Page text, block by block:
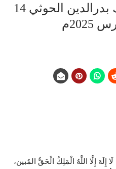
للسيد القائد عبدالملك بدرالدين الحوثي 14
إِلَهَ إِلَّا اللَّهُ الْمَلِكُ الْحَقُّ المُبين،